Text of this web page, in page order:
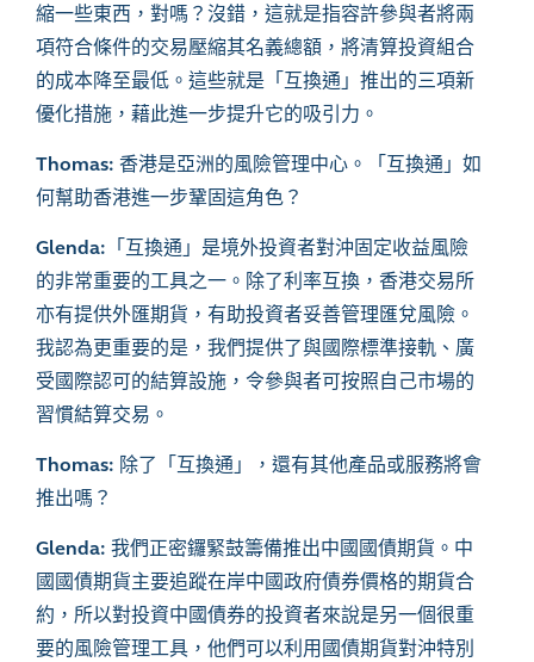
縮一些東西，對嗎？沒錯，這就是指容許參與者將兩
項符合條件的交易壓縮其名義總額，將清算投資組合
的成本降至最低。這些就是「互換通」推出的三項新
優化措施，藉此進一步提升它的吸引力。
Thomas: 香港是亞洲的風險管理中心。「互換通」如
何幫助香港進一步鞏固這角色？
Glenda: 「互換通」是境外投資者對沖固定收益風險
的非常重要的工具之一。除了利率互換，香港交易所
亦有提供外匯期貨，有助投資者妥善管理匯兌風險。
我認為更重要的是，我們提供了與國際標準接軌、廣
受國際認可的結算設施，令參與者可按照自己市場的
習慣結算交易。
Thomas: 除了「互換通」，還有其他產品或服務將會
推出嗎？
Glenda: 我們正密鑼緊鼓籌備推出中國國債期貨。中
國國債期貨主要追蹤在岸中國政府債券價格的期貨合
約，所以對投資中國債券的投資者來說是另一個很重
要的風險管理工具，他們可以利用國債期貨對沖特別